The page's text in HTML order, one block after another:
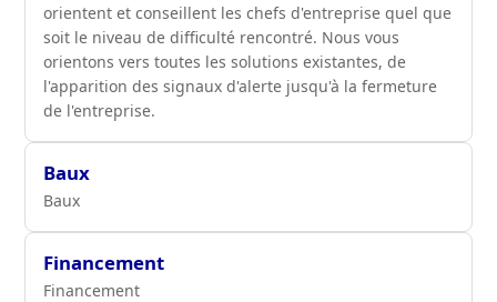
orientent et conseillent les chefs d'entreprise quel que
soit le niveau de difficulté rencontré. Nous vous
orientons vers toutes les solutions existantes, de
l'apparition des signaux d'alerte jusqu'à la fermeture
de l'entreprise.
Baux
Baux
Financement
Financement